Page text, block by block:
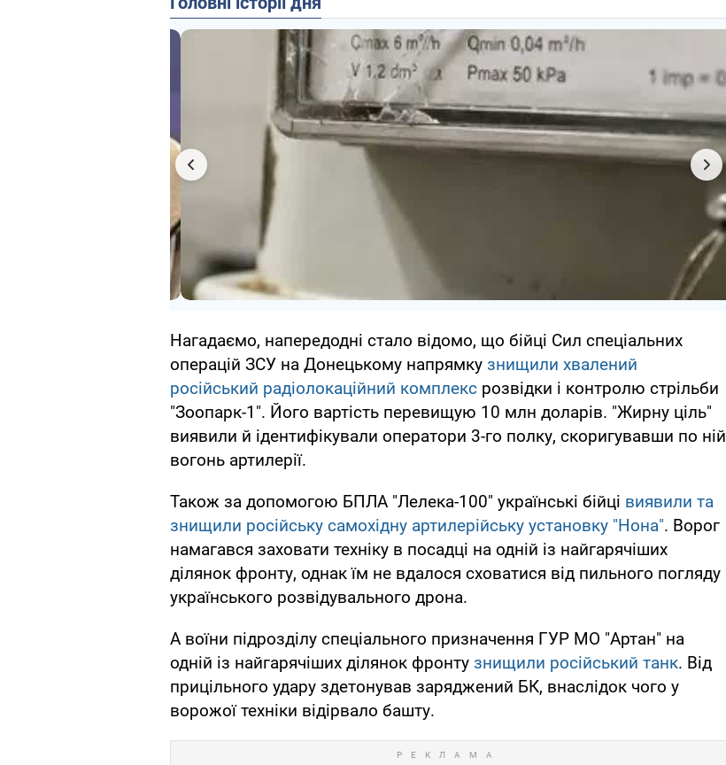
Нагадаємо, напередодні стало відомо, що бійці Сил спеціальних
операцій ЗСУ на Донецькому напрямку знищили хвалений
російський радіолокаційний комплекс розвідки і контролю стрільби
"Зоопарк-1". Його вартість перевищую 10 млн доларів. "Жирну ціль"
виявили й ідентифікували оператори 3-го полку, скоригувавши по ній
вогонь артилерії.
Також за допомогою БПЛА "Лелека-100" українські бійці виявили та
знищили російську самохідну артилерійську установку "Нона". Ворог
намагався заховати техніку в посадці на одній із найгарячіших
ділянок фронту, однак їм не вдалося сховатися від пильного погляду
українського розвідувального дрона.
А воїни підрозділу спеціального призначення ГУР МО "Артан" на
одній із найгарячіших ділянок фронту знищили російський танк. Від
прицільного удару здетонував заряджений БК, внаслідок чого у
ворожої техніки відірвало башту.